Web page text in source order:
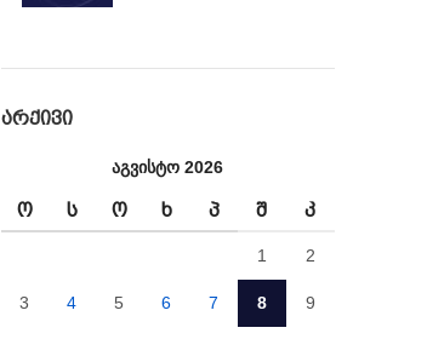
ᲐᲠᲥᲘᲕᲘ
აგვისტო 2026
Ო Ს Ო Ხ Პ Შ Კ
1 2
3 4 5 6 7 8 9